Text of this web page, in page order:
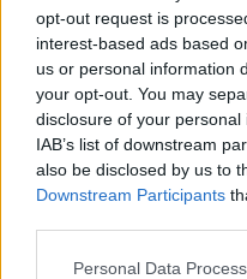
opt-out request is
interest-based ads based
us or personal information
your opt-out. You may
disclosure of your
IAB’s list of downstream
also be disclosed by us to
Downstream Participants
Please note that this
Personal Data
Infine, il documento
obiettivo chiaro:
organizzative
agli utenti e la salute
sollecito e le proposte